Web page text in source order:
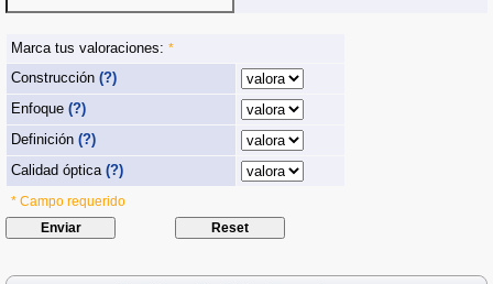
Marca tus valoraciones: *
Construcción (?)
Enfoque (?)
Definición (?)
Calidad óptica (?)
* Campo requerido